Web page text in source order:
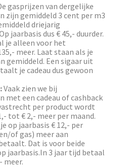
gasprijzen van dergelijke
zijn gemiddeld 3 cent per m3
driejarig
jaarbasis dus € 45,- duurder.
je alleen voor het
meer. Laat staan als je
gemiddeld. Een sigaar uit
je cadeau dus gewoon
Vaak zien we bij
met een cadeau of cashback
per product wordt
tot € 2,- meer per maand.
op jaarbasis € 12,- per
of gas) meer aan
Dat is voor beide
jaarbasis.In 3 jaar tijd betaal
meer.